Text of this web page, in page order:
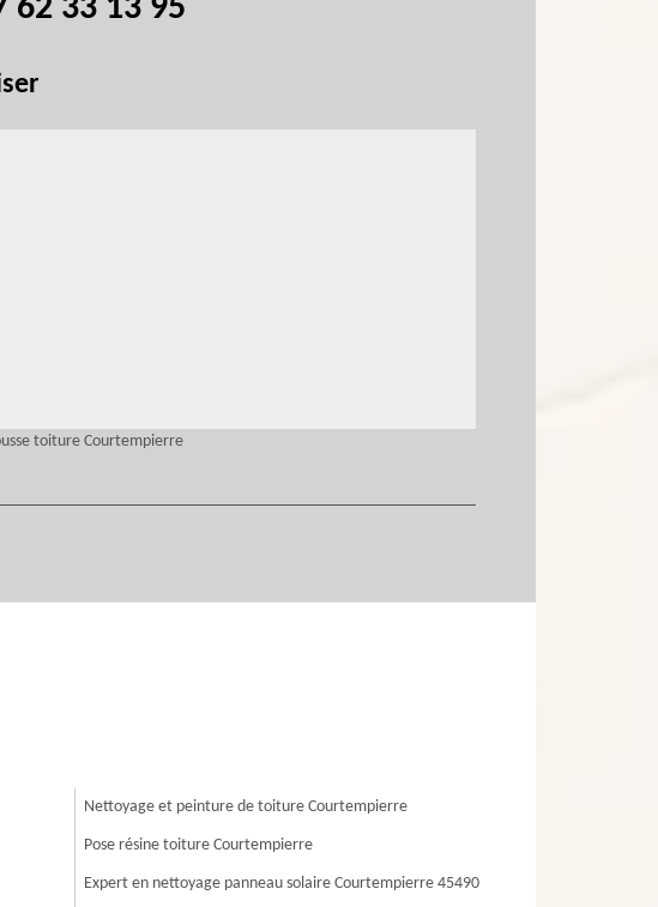
62 33 13 95
toiture Courtempierre
Nettoyage et peinture de toiture Courtempierre
Pose résine toiture Courtempierre
Expert en nettoyage panneau solaire Courtempierre 45490